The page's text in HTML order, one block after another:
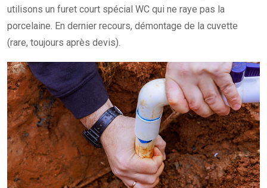
utilisons un furet court spécial WC qui ne raye pas la
porcelaine. En dernier recours, démontage de la cuvette
(rare, toujours après devis).